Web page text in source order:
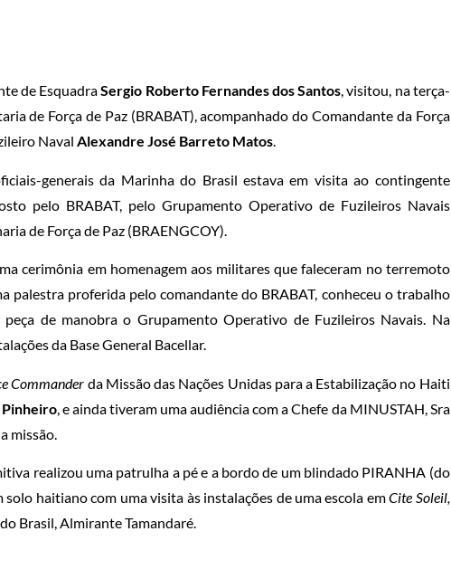
de EsquadraSergio Roberto Fernandes dos Santos, visitou, na terça-
de Força de Paz (BRABAT), acompanhado do Comandante da Força
Naval Alexandre José Barreto Matos.
generais da Marinha do Brasil estava em visita ao contingente
pelo BRABAT, pelo Grupamento Operativo de Fuzileiros Navais
de Força de Paz (BRAENGCOY).
cerimônia em homenagem aos militares que faleceram no terremoto
palestra proferida pelo comandante do BRABAT, conheceu o trabalho
de manobra o Grupamento Operativo de Fuzileiros Navais. Na
da Base General Bacellar.
Commander da Missão das Nações Unidas para a Estabilização no Haiti
, e ainda tiveram uma audiência com a Chefe da MINUSTAH, Sra
missão.
realizou uma patrulha a pé e a bordo de um blindado PIRANHA (do
haitiano com uma visita às instalações de uma escola emCite Soleil,
Brasil, Almirante Tamandaré.